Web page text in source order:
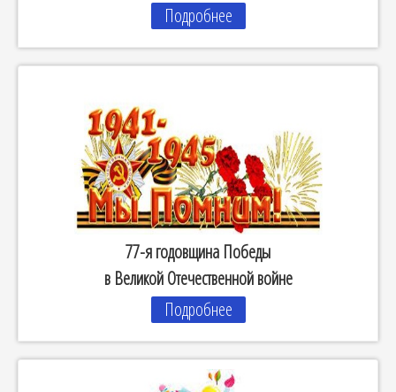
Подробнее
77-я годовщина Победы
в Великой Отечественной войне
Подробнее